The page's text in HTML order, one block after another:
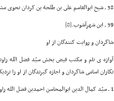
38 ـ شیخ ابوالقاسم على بن طلحة بن کردان نحوى مشهور به سخائى.
39 ـ ابن شهرآشوب.
[8]
شاگردان و روایت کنندگان از او
آوازه ی نام و مکتب فیض بخش سیّد فضل الله
نگاران اسامى شاگردان و اجازه گیرندگان از او را
1 ـ سیّد کمال الدین ابوالمحاسن احمدبن فضل الله راوندى(فرزند معظم له).